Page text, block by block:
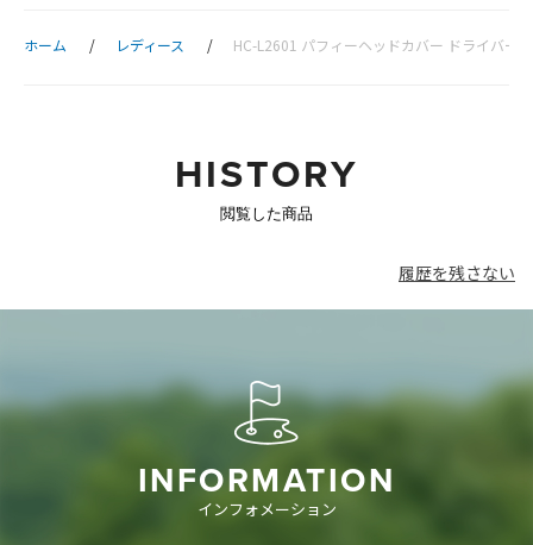
ホーム レディース HC-L2601 パフィーヘッドカバー ドライバー用
HISTORY
閲覧した商品
履歴を残さない
INFORMATION
インフォメーション